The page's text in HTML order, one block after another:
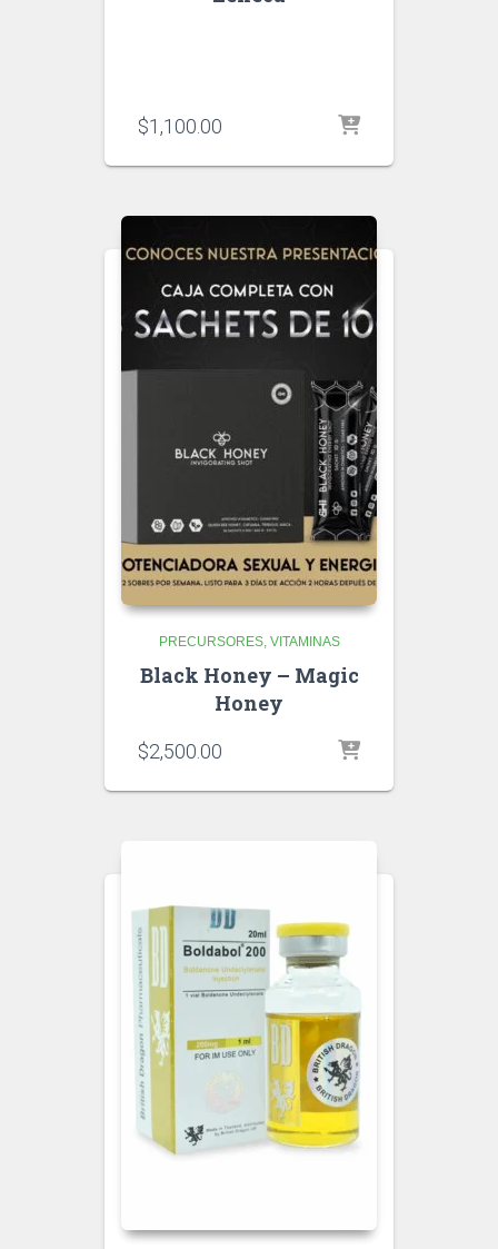
$1,100.00
PRECURSORES VITAMINAS
Black Honey – Magic
Honey
$2,500.00